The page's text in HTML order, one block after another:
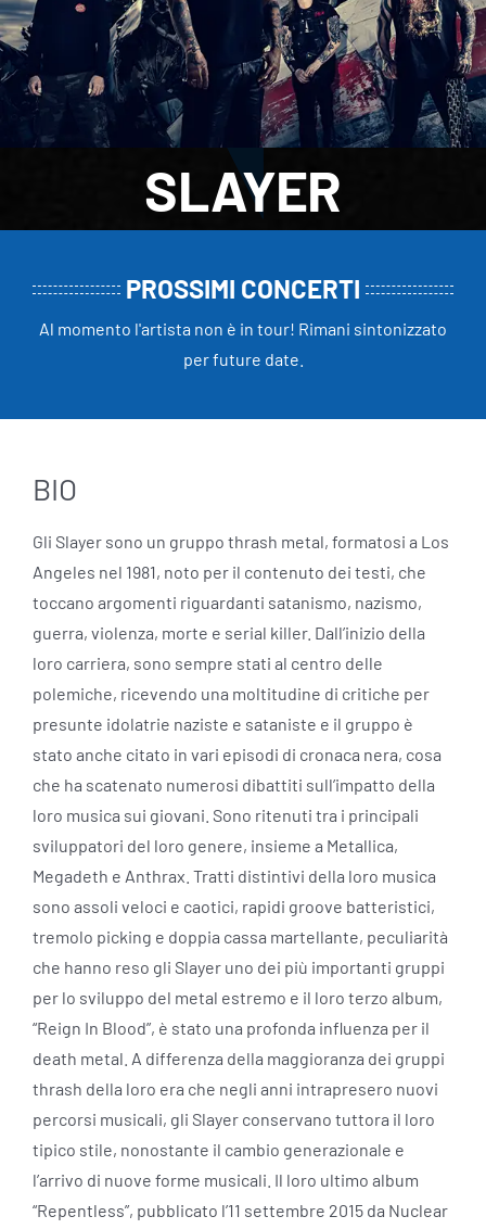
SLAYER
PROSSIMI CONCERTI
Al momento l'artista non è in tour! Rimani sintonizzato
per future date.
BIO
Gli Slayer sono un gruppo thrash metal, formatosi a Los
Angeles nel 1981, noto per il contenuto dei testi, che
toccano argomenti riguardanti satanismo, nazismo,
guerra, violenza, morte e serial killer. Dall’inizio della
loro carriera, sono sempre stati al centro delle
polemiche, ricevendo una moltitudine di critiche per
presunte idolatrie naziste e sataniste e il gruppo è
stato anche citato in vari episodi di cronaca nera, cosa
che ha scatenato numerosi dibattiti sull’impatto della
loro musica sui giovani. Sono ritenuti tra i principali
sviluppatori del loro genere, insieme a Metallica,
Megadeth e Anthrax. Tratti distintivi della loro musica
sono assoli veloci e caotici, rapidi groove batteristici,
tremolo picking e doppia cassa martellante, peculiarità
che hanno reso gli Slayer uno dei più importanti gruppi
per lo sviluppo del metal estremo e il loro terzo album,
“Reign In Blood”, è stato una profonda influenza per il
death metal. A differenza della maggioranza dei gruppi
thrash della loro era che negli anni intrapresero nuovi
percorsi musicali, gli Slayer conservano tuttora il loro
tipico stile, nonostante il cambio generazionale e
l’arrivo di nuove forme musicali. Il loro ultimo album
“Repentless”, pubblicato l’11 settembre 2015 da Nuclear